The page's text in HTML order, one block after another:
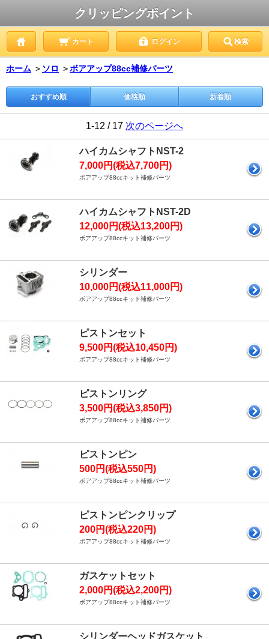
クリッピングポイント
カート ログイン 検索
ホーム ＞ ソロ ＞ボアアップ88cc補修パーツ
おすすめ順 価格順 新着順
1-12 / 17 次のページへ
ハイカムシャフトNST-2
7,000円(税込7,700円)
ボアアップ88ccキット補修パーツ
ハイカムシャフトNST-2D
12,000円(税込13,200円)
ボアアップ88ccキット補修パーツ
シリンダー
10,000円(税込11,000円)
ボアアップ88ccキット補修パーツ
ピストンセット
9,500円(税込10,450円)
ボアアップ88ccキット補修パーツ
ピストンリング
3,500円(税込3,850円)
ボアアップ88ccキット補修パーツ
ピストンピン
500円(税込550円)
ボアアップ88ccキット補修パーツ
ピストンピンクリップ
200円(税込220円)
ボアアップ88ccキット補修パーツ
ガスケットセット
2,000円(税込2,200円)
ボアアップ88ccキット補修パーツ
シリンダーヘッドガスケット